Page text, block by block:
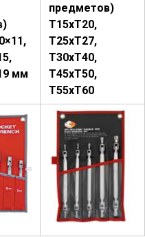
мм
предметов)
Т15xT20,
T25xT27,
T30xT40,
T45xT50,
T55xT60